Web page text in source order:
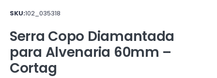
SKU:102_035318
Serra Copo Diamantada
para Alvenaria 60mm –
Cortag